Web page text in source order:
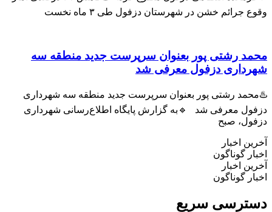
وقوع جرائم خشن در شهرستان دزفول طی ۳ ماه نخست
محمد رشتی پور بعنوان سرپرست جدید منطقه سه
شهرداری دزفول معرفی شد
♨️محمد رشتی پور بعنوان سرپرست جدید منطقه سه شهرداری
دزفول معرفی شد 🔹به گزارش پایگاه اطلاع‌رسانی شهرداری
دزفول، صبح
آخرین اخبار
اخبار گوناگون
آخرین اخبار
اخبار گوناگون
دسترسی سریع